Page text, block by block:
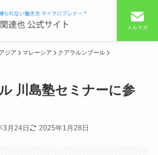
メルマガ
ジア マレーシア クアラルンプール
川島塾セミナーに参
3月24日 2025年1月28日